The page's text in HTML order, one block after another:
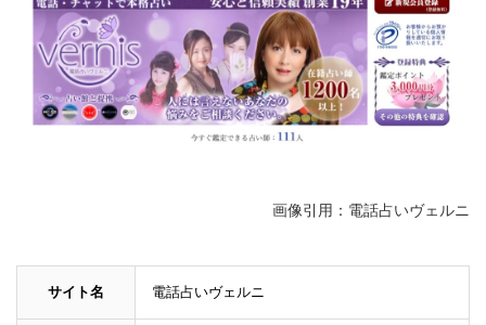
画像引用：電話占いヴェルニ
サイト名 電話占いヴェルニ